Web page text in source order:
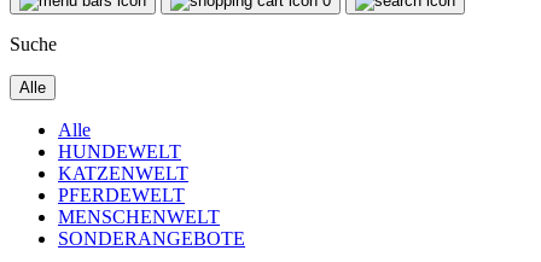
Suche
Alle
Alle
HUNDEWELT
KATZENWELT
PFERDEWELT
MENSCHENWELT
SONDERANGEBOTE